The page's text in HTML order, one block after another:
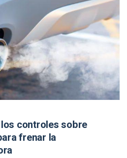
controles sobre
frenar la